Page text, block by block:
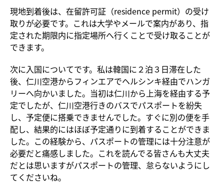
現地到着後は、在留許可証（residence permit）の受け
取りが必要です。これは大学やメールで案内があり、指
定された期限内に指定場所へ行くことで受け取ることが
できます。
次に入国についてです。私は韓国に２泊３日滞在した
後、仁川空港からフィンエアでヘルシンキ経由でハンガ
リーへ向かいました。当初は仁川から上海を経由する予
定でしたが、仁川空港行きのバスでパスポートを紛失
し、予定便に搭乗できませんでした。すぐに別の便を手
配し、結果的にはほぼ予定通りに到着することができま
した。この経験から、パスポートの管理には十分注意が
必要だと痛感しました。これを読んでる皆さんも大丈夫
だとは思いますがパスポートの管理、怠らないようにし
てくださいね。